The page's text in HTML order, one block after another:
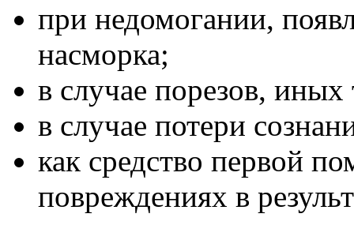
при недомогании,
насморка;
в случае порезов, иных
в случае потери
как средство первой
повреждениях в